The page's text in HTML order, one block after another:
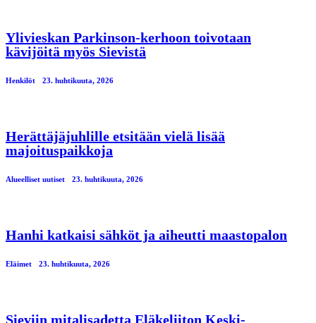
Ylivieskan Parkinson-kerhoon toivotaan
kävijöitä myös Sievistä
Henkilöt 23. huhtikuuta, 2026
Herättäjäjuhlille etsitään vielä lisää
majoituspaikkoja
Alueelliset uutiset 23. huhtikuuta, 2026
Hanhi katkaisi sähköt ja aiheutti maastopalon
Eläimet 23. huhtikuuta, 2026
Sieviin mitalisadetta Eläkeliiton Keski-